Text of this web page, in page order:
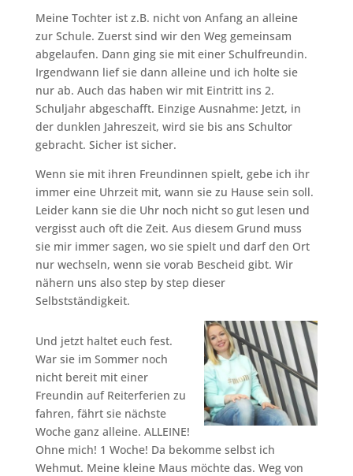
Meine Tochter ist z.B. nicht von Anfang an alleine
zur Schule. Zuerst sind wir den Weg gemeinsam
abgelaufen. Dann ging sie mit einer Schulfreundin.
Irgendwann lief sie dann alleine und ich holte sie
nur ab. Auch das haben wir mit Eintritt ins 2.
Schuljahr abgeschafft. Einzige Ausnahme: Jetzt, in
der dunklen Jahreszeit, wird sie bis ans Schultor
gebracht. Sicher ist sicher.
Wenn sie mit ihren Freundinnen spielt, gebe ich ihr
immer eine Uhrzeit mit, wann sie zu Hause sein soll.
Leider kann sie die Uhr noch nicht so gut lesen und
vergisst auch oft die Zeit. Aus diesem Grund muss
sie mir immer sagen, wo sie spielt und darf den Ort
nur wechseln, wenn sie vorab Bescheid gibt. Wir
nähern uns also step by step dieser
Selbstständigkeit.
Und jetzt haltet euch fest.
War sie im Sommer noch
nicht bereit mit einer
Freundin auf Reiterferien zu
fahren, fährt sie nächste
Woche ganz alleine. ALLEINE!
Ohne mich! 1 Woche! Da bekomme selbst ich
Wehmut. Meine kleine Maus möchte das. Weg von